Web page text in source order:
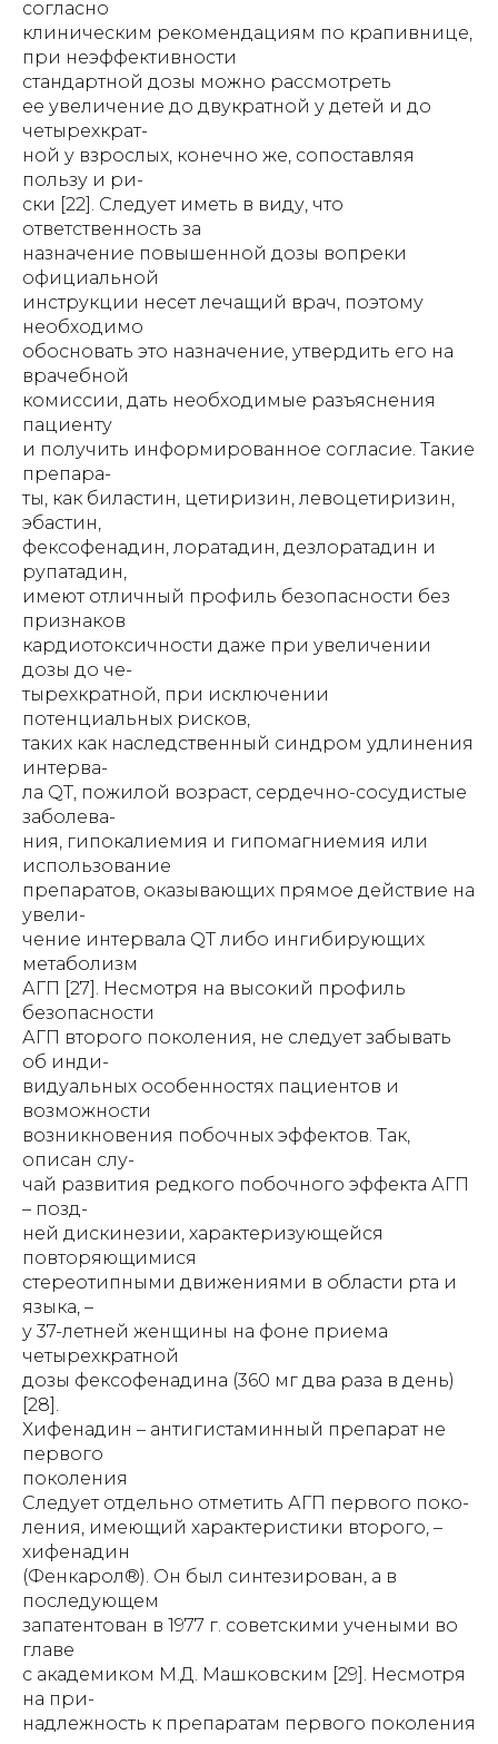
согласно
клиническим рекомендациям по крапивнице,
при неэффективности
стандартной дозы можно рассмотреть
ее увеличение до двукратной у детей и до
четырехкрат-
ной у взрослых, конечно же, сопоставляя
пользу и ри-
ски [22]. Следует иметь в виду, что
ответственность за
назначение повышенной дозы вопреки
официальной
инструкции несет лечащий врач, поэтому
необходимо
обосновать это назначение, утвердить его на
врачебной
комиссии, дать необходимые разъяснения
пациенту
и получить информированное согласие. Такие
препара-
ты, как биластин, цетиризин, левоцетиризин,
эбастин,
фексофенадин, лоратадин, дезлоратадин и
рупатадин,
имеют отличный профиль безопасности без
признаков
кардиотоксичности даже при увеличении
дозы до че-
тырехкратной, при исключении
потенциальных рисков,
таких как наследственный синдром удлинения
интерва-
ла QT, пожилой возраст, сердечно-сосудистые
заболева-
ния, гипокалиемия и гипомагниемия или
использование
препаратов, оказывающих прямое действие на
увели-
чение интервала QT либо ингибирующих
метаболизм
АГП [27]. Несмотря на высокий профиль
безопасности
АГП второго поколения, не следует забывать
об инди-
видуальных особенностях пациентов и
возможности
возникновения побочных эффектов. Так,
описан слу-
чай развития редкого побочного эффекта АГП
– позд-
ней дискинезии, характеризующейся
повторяющимися
стереотипными движениями в области рта и
языка, –
у 37-летней женщины на фоне приема
четырехкратной
дозы фексофенадина (360 мг два раза в день)
[28].
Хифенадин – антигистаминный препарат не
первого
поколения
Следует отдельно отметить АГП первого поко-
ления, имеющий характеристики второго, –
хифенадин
(Фенкарол®). Он был синтезирован, а в
последующем
запатентован в 1977 г. советскими учеными во
главе
с академиком М.Д. Машковским [29]. Несмотря
на при-
надлежность к препаратам первого поколения